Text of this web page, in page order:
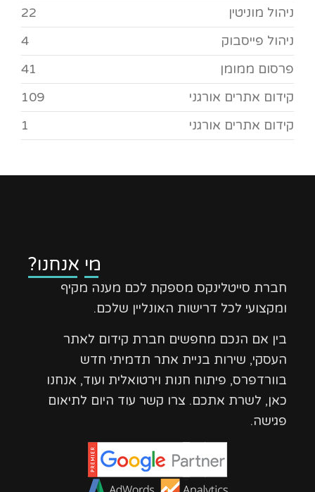
ניהול מוניטין
22
ניהול פייסבוק
4
פרסום ממומן
41
קידום אתרים אורגני
109
קידום אתרים אורגני
1
מי אנחנו?
חברת סייטלינקס מספקת לכם מענה מקיף
ומקצועי לכל דרישות האונליין שלכם.
בין אם הנכם מחפשים חברת קידום לאתר
העסקי, שירות בניית אתר תדמיתי חדש
בוורדפרס, פיתוח חנות וירטואלית ועוד, אנחנו
כאן, לשרת אתכם. צרו קשר עוד היום לתיאום
פגישה.